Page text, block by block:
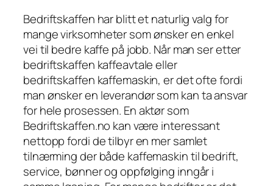
Bedriftskaffen har blitt et naturlig valg for
mange virksomheter som ønsker en enkel
vei til bedre kaffe på jobb. Når man ser etter
bedriftskaffen kaffeavtale eller
bedriftskaffen kaffemaskin, er det ofte fordi
man ønsker en leverandør som kan ta ansvar
for hele prosessen. En aktør som
Bedriftskaffen.no kan være interessant
nettopp fordi de tilbyr en mer samlet
tilnærming der både kaffemaskin til bedrift,
service, bønner og oppfølging inngår i